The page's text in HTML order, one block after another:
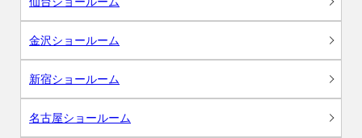
金沢ショールーム
新宿ショールーム
名古屋ショールーム